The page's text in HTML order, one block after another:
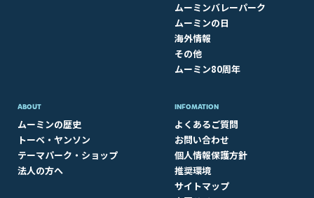
ムーミンバレーパーク
ムーミンの日
海外情報
その他
ムーミン80周年
ABOUT​
ムーミンの歴史
トーベ・ヤンソン
テーマパーク・ショップ
法人の方へ
INFOMATION
よくあるご質問
お問い合わせ
個人情報保護方針
推奨環境
サイトマップ